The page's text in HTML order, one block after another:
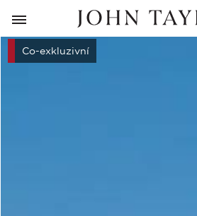
ZPĚT
Co-exkluzivní